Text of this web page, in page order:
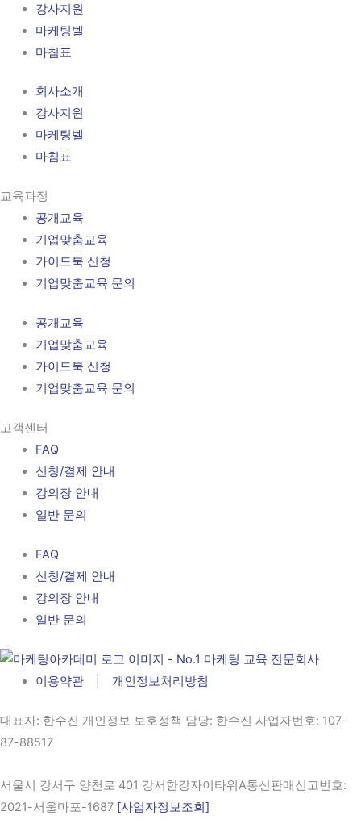
강사지원
마케팅벨
마침표
회사소개
강사지원
마케팅벨
마침표
교육과정
공개교육
기업맞춤교육
가이드북 신청
기업맞춤교육 문의
공개교육
기업맞춤교육
가이드북 신청
기업맞춤교육 문의
고객센터
FAQ
신청/결제 안내
강의장 안내
일반 문의
FAQ
신청/결제 안내
강의장 안내
일반 문의
이용약관 | 개인정보처리방침
대표자: 한수진 개인정보 보호정책 담당: 한수진 사업자번호: 107-
87-88517
서울시 강서구 양천로 401 강서한강자이타워A통신판매신고번호:
2021-서울마포-1687 [사업자정보조회]